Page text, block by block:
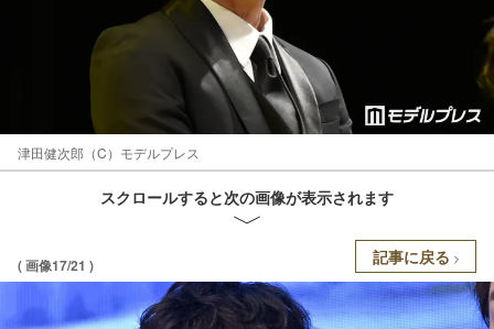
津田健次郎（C）モデルプレス
スクロールすると次の画像が表示されます
( 画像17/21 ) 記事に戻る